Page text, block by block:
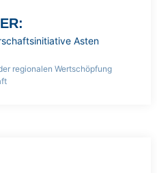
Asten
regionalen Wertschöpfung